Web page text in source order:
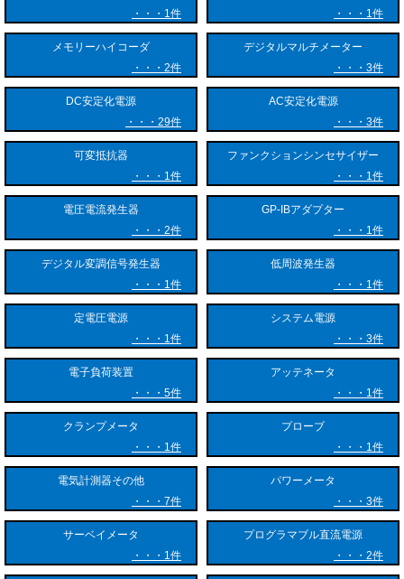
光通信回線の敷設・施工検査：
FTTH（家庭用光回線）の開通工事、データセンター内の高密度光配
線、5G移動体通信の基地局回線などの敷設時に、光ファイバーの伝送
損失や疎通状態を測定し、規定の品質を満たしているかを判定します。
通信設備の保守・点検・障害復旧：
運用中の光回線で通信障害が発生した際、光ファイバーの曲がりによる
損失、コネクタ端面の汚れや破損、経年劣化による光強度の低下などを
特定するために使用されます。断線箇所の目視確認にも役立ちます。
光関連デバイスの製造・品質検査：
光部品を製造する工場において、出荷前の損失測定や製品の規格適合性
検査に活用されています。
研究開発・実験評価：
次世代の高速光通信技術や、新しい光デバイスの開発現場において、光
源の出力安定性評価や減衰特性の精密な測定を行なう際に用いられま
す。
1件
1件
メモリーハイコーダ
2件
デジタルマルチメーター
3件
DC安定化電源
29件
AC安定化電源
3件
可変抵抗器
1件
ファンクションシンセサイザー
1件
電圧電流発生器
2件
GP-IBアダプター
1件
デジタル変調信号発生器
1件
低周波発生器
1件
定電圧電源
1件
システム電源
3件
電子負荷装置
5件
アッテネータ
1件
クランプメータ
1件
プローブ
1件
電気計測器その他
7件
パワーメータ
3件
サーベイメータ
1件
プログラマブル直流電源
2件